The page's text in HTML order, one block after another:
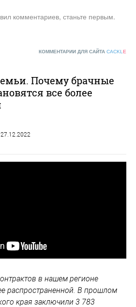
комментариев, станьте первым.
КОММЕНТАРИИ ДЛЯ САЙТА CACKL E
Почему брачные
все более
27.12.2022
в нашем регионе
распространенной. В прошлом
края заключили 3 783